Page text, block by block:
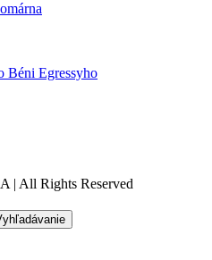
Béni Egressyho
| All Rights Reserved